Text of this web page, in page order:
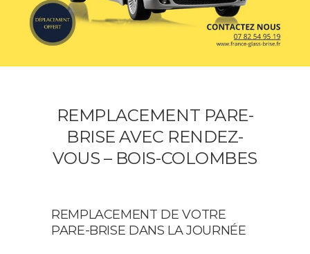
REMPLACEMENT PARE-
BRISE AVEC RENDEZ-
VOUS – BOIS-COLOMBES
REMPLACEMENT DE VOTRE
PARE-BRISE DANS LA JOURNÉE